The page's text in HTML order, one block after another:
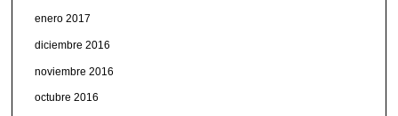
enero 2017
diciembre 2016
noviembre 2016
octubre 2016